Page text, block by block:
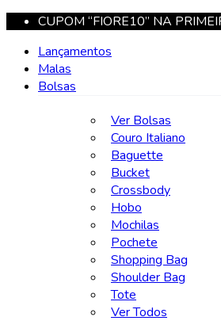
CUPOM “FIORE10” NA
Lançamentos
Malas
Bolsas
Ver Bolsas
Couro Italiano
Baguette
Bucket
Crossbody
Hobo
Mochilas
Pochete
Shopping Bag
Shoulder Bag
Tote
Ver Todos